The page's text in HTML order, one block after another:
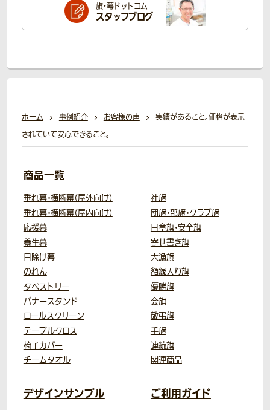
旗・幕ドットコム
スタッフブログ
ホーム 事例紹介 お客様の声
実績があること。価格が表示
されていて安心できること。
商品一覧
垂れ幕・横断幕（屋外向け）
垂れ幕・横断幕（屋内向け）
応援幕
養生幕
日除け幕
のれん
タペストリー
バナースタンド
ロールスクリーン
テーブルクロス
椅子カバー
チームタオル
社旗
団旗・部旗・クラブ旗
日章旗・安全旗
寄せ書き旗
大漁旗
額縁入り旗
優勝旗
会旗
敬弔旗
手旗
連続旗
関連商品
デザインサンプル
ご利用ガイド